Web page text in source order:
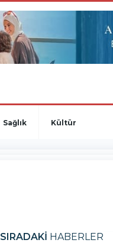
Sağlık Kültür
SIRADAKİ HABERLER